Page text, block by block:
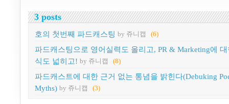
3 posts
호의 첫번째 파드캐스팅 by 쥬니캡 (6)
파드캐스팅으로 영어실력도 올리고, PR & Marketing에
식도 넓히고! by 쥬니캡 (8)
파드캐스트에 대한 근거 없는 통념을 밝힌다(Debuking
Myths) by 쥬니캡 (3)